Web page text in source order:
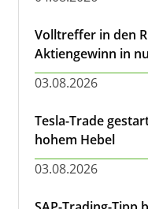
Volltreffer in den
Aktiengewinn in
03.08.2026
Tesla-Trade
hohem Hebel
03.08.2026